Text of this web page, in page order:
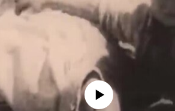
No media source currently available